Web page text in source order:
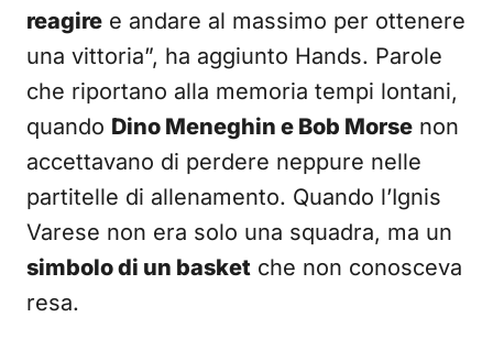
reagire e andare al massimo per ottenere
una vittoria”, ha aggiunto Hands. Parole
che riportano alla memoria tempi lontani,
quando Dino Meneghin e Bob Morse non
accettavano di perdere neppure nelle
partitelle di allenamento. Quando l’Ignis
Varese non era solo una squadra, ma un
simbolo di un basket che non conosceva
resa.